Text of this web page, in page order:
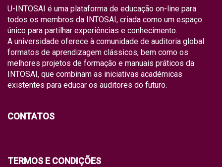
U-INTOSAI é uma plataforma de educação on-line para
todos os membros da INTOSAI, criada como um espaço
único para partilhar experiências e conhecimento.
A universidade oferece à comunidade de auditoria global
formatos de aprendizagem clássicos, bem como os
melhores projetos de formação e manuais práticos da
INTOSAI, que combinam as iniciativas académicas
existentes para educar os auditores do futuro.
CONTATOS
TERMOS E CONDIÇÕES